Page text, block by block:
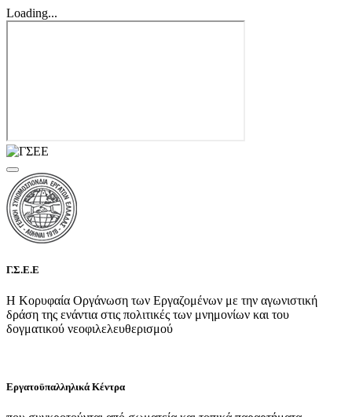
Loading...
Γ.Σ.Ε.Ε
Η Κορυφαία Οργάνωση των Εργαζομένων με την αγωνιστική
δράση της ενάντια στις πολιτικές των μνημονίων και του
δογματικού νεοφιλελευθερισμού
Εργατοϋπαλληλικά Κέντρα